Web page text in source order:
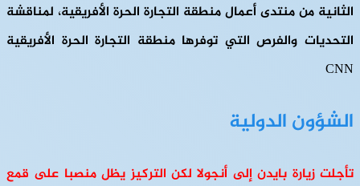
الثانية من منتدى أعمال منطقة التجارة الحرة الأفريقية، لمناقشة
التحديات والفرص التي توفرها منطقة التجارة الحرة الأفريقية
CNN
الشؤون الدولية
تأجلت زيارة بايدن إلى أنجولا لكن التركيز يظل منصبا على قمع